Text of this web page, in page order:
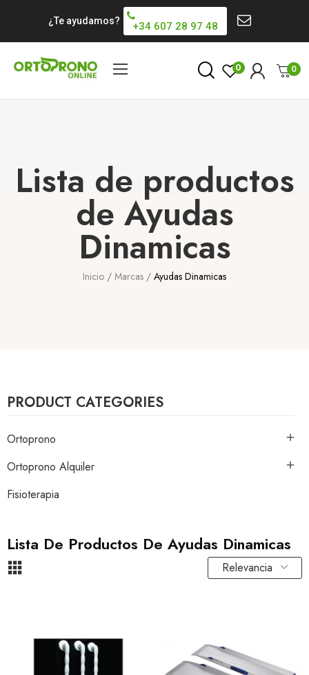
¿Te ayudamos? +34 607 28 97 48
0 0
Lista de productos
de Ayudas
Dinamicas
Inicio Marcas Ayudas Dinamicas
PRODUCT CATEGORIES
Ortoprono 
Ortoprono Alquiler 
Fisioterapia
Lista De Productos De Ayudas Dinamicas
Relevancia